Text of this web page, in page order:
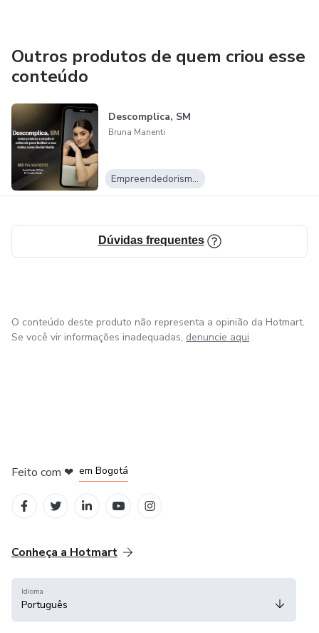
Outros produtos de quem criou esse
conteúdo
Descomplica, SM
Bruna Manenti
Empreendedorismo Digital
Dúvidas frequentes
O conteúdo deste produto não representa a opinião da Hotmart.
Se você vir informações inadequadas, denuncie aqui
Feito com ❤ em Bogotá
Conheça a Hotmart
Idioma
Português